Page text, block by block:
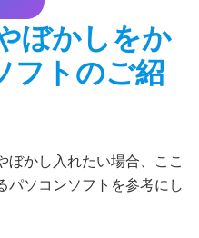
ぼかしをか
フトのご紹
ぼかし入れたい場合、ここ
パソコンソフトを参考にし